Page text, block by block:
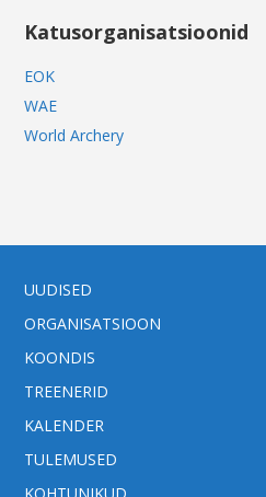
Katusorganisatsioonid
EOK
WAE
World Archery
UUDISED
ORGANISATSIOON
KOONDIS
TREENERID
KALENDER
TULEMUSED